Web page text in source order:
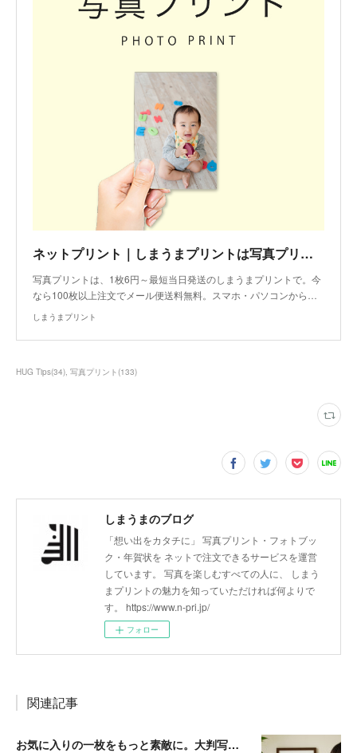
ネットプリント｜しまうまプリントは写真プリント写真印刷の専門店
写真プリントは、1枚6円～最短当日発送のしまうまプリントで。今
なら100枚以上注文でメール便送料無料。スマホ・パソコンから…
しまうまプリント
HUG Tips(34) 写真プリント (133)
しまうまのブログ
「想い出をカタチに」 写真プリント・フォトブッ
ク・年賀状を ネットで注文できるサービスを運営
しています。 写真を楽しむすべての人に、 しまう
まプリントの魅力を知っていただければ何よりで
す。 https://www.n-pri.jp/
フォロー
関連記事
お気に入りの一枚をもっと素敵に。大判写真プリントの飾り方